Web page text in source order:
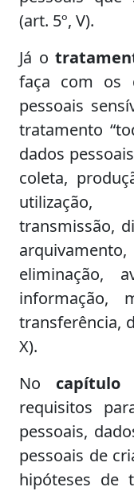
(art. 5º, V).
Já o
faça com os
pessoais
tratamento
dados
coleta,
utilização,
transmissão,
eliminação,
informação,
transferência,
X).
No
requisitos
pessoais,
pessoais de
hipóteses de